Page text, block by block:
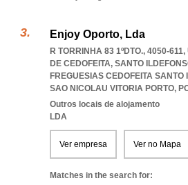
Enjoy Oporto, Lda
R TORRINHA 83 1ºDTO., 4050-
DE CEDOFEITA, SANTO
FREGUESIAS CEDOFEITA
SAO NICOLAU VITORIA PORTO,
Outros locais de alojamento
LDA
Ver empresa Ver no Mapa
Matches in the search for: